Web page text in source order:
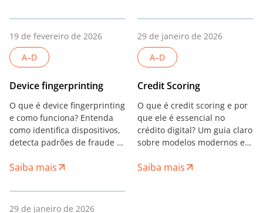
19 de fevereiro de 2026
A–D
Device fingerprinting
O que é device fingerprinting
e como funciona? Entenda
como identifica dispositivos,
detecta padrões de fraude e
finanças digitais.
Saiba mais
29 de janeiro de 2026
A–D
Credit Scoring
O que é credit scoring e por
que ele é essencial no
crédito digital? Um guia claro
sobre modelos modernos e
Saiba mais
29 de janeiro de 2026